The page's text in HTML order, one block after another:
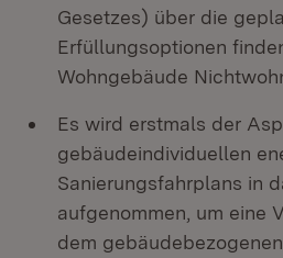
Gesetzes) über die
Erfüllungsoptionen
Wohngebäude
Es wird erstmals der
gebäudeindividuellen
Sanierungsfahrplans in
aufgenommen, um eine
dem